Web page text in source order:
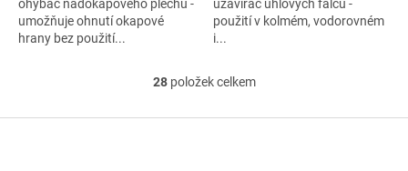
ohýbač nadokapového plechu -
umožňuje ohnutí okapové
hrany bez použití...
uzavírač úhlových falců -
použití v kolmém, vodorovném
i...
O
l
28položek celkem
Z